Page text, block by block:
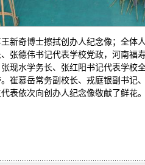
新奇博士擦拭创办人纪念像；全体
张德伟书记代表学校党政，河南福
现水学务长、张红阳书记代表学校
崔慕岳常务副校长、戎庭银副书记
表依次向创办人纪念像敬献了鲜花